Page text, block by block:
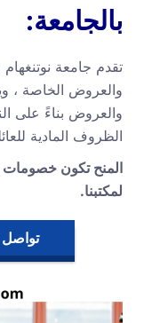
بالجامعة:
تقدم جامعة
والعروض الخاصة ،
والعروض بناءً على
الظروف المادية
المنح تكون خصومات
لمكتبنا.